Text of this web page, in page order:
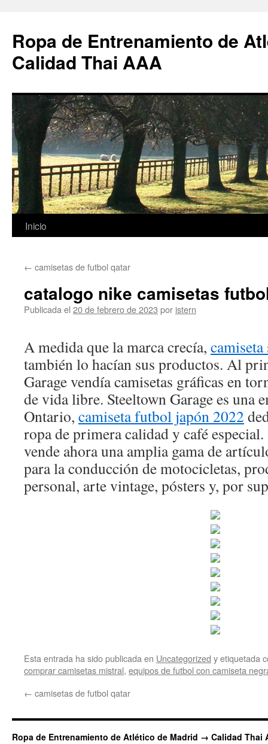
Ropa de Entrenamiento de
Calidad Thai AAA
Saltar
contenido
Inicio
← camisetas de futbol qatar
catalogo nike camisetas
Publicada el 20 de febrero de 2023 por istern
A medida que la marca crecía,
también lo hacían sus productos. Al
Garage vendía camisetas gráficas en
de vida libre. Steeltown Garage es una
Ontario, camiseta futbol japón 2022
ropa de primera calidad y café
vende ahora una amplia gama de
para la conducción de motocicletas,
personal, arte vintage, pósters y, por
Esta entrada ha sido publicada en Uncategorized y etiquetada
comprar camisetas mistral, equipos de futbol con camiseta
← camisetas de futbol qatar
Ropa de Entrenamiento de Atlético de Madrid → Calidad Thai